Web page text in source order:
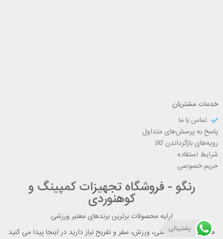
خدمات مشتریان
تماس با ما
پاسخ به پرسش‌های متداول
رویه‌های بازگرداندن کالا
شرایط استفاده
حریم خصوصی
رنگو - فروشگاه تجهیزات کمپینگ و
کوهنوردی
ارایه محصولات برترین برندهای معتبر ورزشی
هر آنچه برای تندرستی، ورزش، سفر و تفریح نیاز دارید در اینجا پیدا می کنید
پشتیبانی